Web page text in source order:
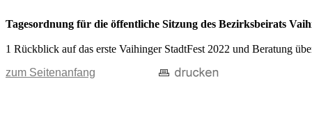
Tagesordnung für die öffentliche Sitzung des Bezirksbeirats
1 Rückblick auf das erste Vaihinger StadtFest 2022 und Beratung
zum Seitenanfang